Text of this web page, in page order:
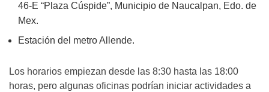
46-E “Plaza Cúspide”, Municipio de Naucalpan, Edo. de
Mex.
Estación del metro Allende.
Los horarios empiezan desde las 8:30 hasta las 18:00
horas, pero algunas oficinas podrían iniciar actividades a